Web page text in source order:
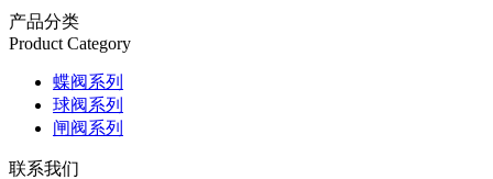
产品分类
Product Category
蝶阀系列
球阀系列
闸阀系列
联系我们